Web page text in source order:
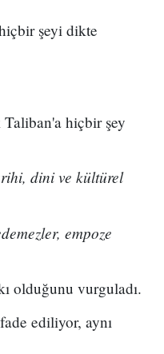
şeyi dikte
hiçbir şey
dini ve kültürel
empoze
olduğunu vurguladı.
ediliyor, aynı